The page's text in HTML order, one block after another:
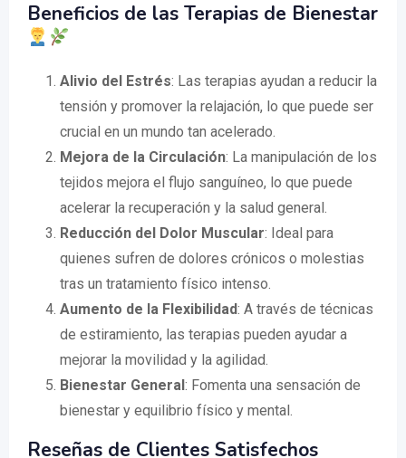
Beneficios de las Terapias de Bienestar
Alivio del Estrés: Las terapias ayudan a reducir la
tensión y promover la relajación, lo que puede ser
crucial en un mundo tan acelerado.
Mejora de la Circulación: La manipulación de los
tejidos mejora el flujo sanguíneo, lo que puede
acelerar la recuperación y la salud general.
Reducción del Dolor Muscular: Ideal para
quienes sufren de dolores crónicos o molestias
tras un tratamiento físico intenso.
Aumento de la Flexibilidad: A través de técnicas
de estiramiento, las terapias pueden ayudar a
mejorar la movilidad y la agilidad.
Bienestar General : Fomenta una sensación de
bienestar y equilibrio físico y mental.
Reseñas de Clientes Satisfechos